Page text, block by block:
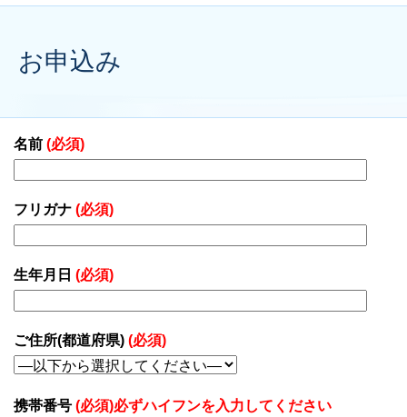
お申込み
名前 (必須)
フリガナ (必須)
生年月日 (必須)
ご住所(都道府県) (必須)
携帯番号 (必須)必ずハイフンを入力してください